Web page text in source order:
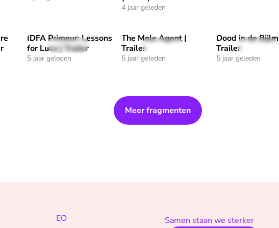
4 jaar geleden
here we groove | Trailer" af
29 sec
IDFA Primeur: Lessons
for Luca | Trailer
5 jaar geleden
Speel "IDFA Primeur: Lessons for Luca | Trailer" af
29 sec
The Mole Agent |
Trailer
5 jaar geleden
Speel "The Mole Agent | Trailer" af
27 sec
Dood in de
Trailer
5 jaar geleden
Speel "Dood in
Meer fragmenten
EO Samen staan we sterker